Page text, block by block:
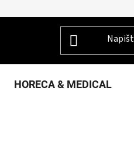
HORECA & MEDICAL